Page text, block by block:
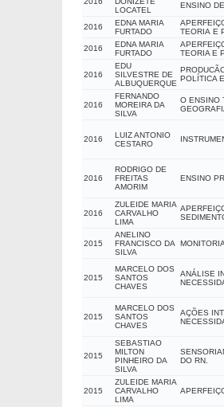
LOCATEL
ENSINO
2016
EDNA MARIA
FURTADO
TEORIA E
2016
EDNA MARIA
FURTADO
TEORIA E
2016
EDU
SILVESTRE DE
ALBUQUERQUE
POLÍTICA
2016
FERNANDO
MOREIRA DA
SILVA
O ENSINO
2016
LUIZ ANTONIO
CESTARO
2016
RODRIGO DE
FREITAS
AMORIM
ENSINO
2016
ZULEIDE MARIA
CARVALHO
LIMA
2015
ANELINO
FRANCISCO DA
SILVA
2015
MARCELO DOS
SANTOS
CHAVES
ANÁLISE
2015
MARCELO DOS
SANTOS
CHAVES
AÇÕES
2015
SEBASTIAO
MILTON
PINHEIRO DA
SILVA
DO RN.
2015
ZULEIDE MARIA
CARVALHO
LIMA